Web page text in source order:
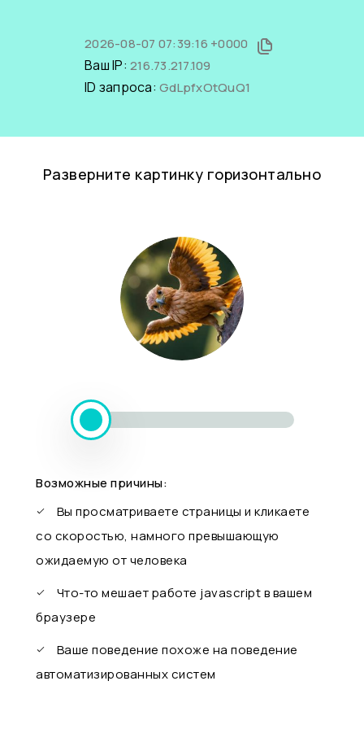
2026-08-07 07:39:16 +0000
Ваш IP: 216.73.217.109
ID запроса: GdLpfxOtQuQ1
Разверните картинку горизонтально
Возможные причины:
Вы просматриваете страницы и кликаете
со скоростью, намного превышающую
ожидаемую от человека
Что-то мешает работе javascript в вашем
браузере
Ваше поведение похоже на поведение
автоматизированных систем